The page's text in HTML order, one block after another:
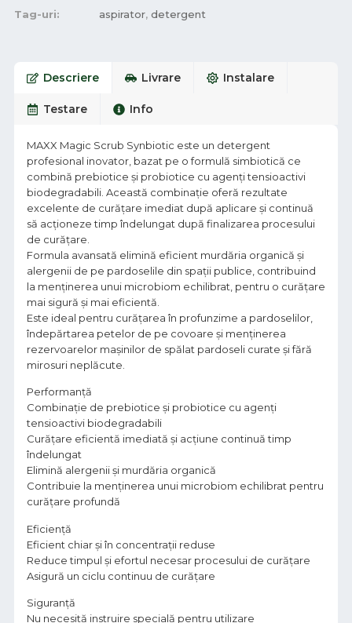
Tag-uri:
aspirator, detergent
Descriere Livrare Instalare
Testare Info
MAXX Magic Scrub Synbiotic este un detergent
profesional inovator, bazat pe o formulă simbiotică ce
combină prebiotice și probiotice cu agenți tensioactivi
biodegradabili. Această combinație oferă rezultate
excelente de curățare imediat după aplicare și continuă
să acționeze timp îndelungat după finalizarea procesului
de curățare.
Formula avansată elimină eficient murdăria organică și
alergenii de pe pardoselile din spații publice, contribuind
la menținerea unui microbiom echilibrat, pentru o curățare
mai sigură și mai eficientă.
Este ideal pentru curățarea în profunzime a pardoselilor,
îndepărtarea petelor de pe covoare și menținerea
rezervoarelor mașinilor de spălat pardoseli curate și fără
mirosuri neplăcute.
Performanță
Combinație de prebiotice și probiotice cu agenți
tensioactivi biodegradabili
Curățare eficientă imediată și acțiune continuă timp
îndelungat
Elimină alergenii și murdăria organică
Contribuie la menținerea unui microbiom echilibrat pentru
curățare profundă
Eficiență
Eficient chiar și în concentrații reduse
Reduce timpul și efortul necesar procesului de curățare
Asigură un ciclu continuu de curățare
Siguranță
Nu necesită instruire specială pentru utilizare